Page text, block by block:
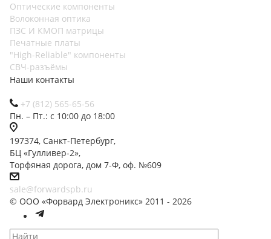
Оптические компоненты
Волоконная оптика
ПЗС И КМОП матрицы
Печатные платы
"High-Reliable" компоненты
СВЧ-разъёмы
Наши контакты
+7 (812) 565-65-56
Пн. – Пт.: с 10:00 до 18:00
197374, Санкт-Петербург,
БЦ «Гулливер-2»,
Торфяная дорога, дом 7-Ф, оф. №609
sale@forwardspb.ru
© ООО «Форвард Электроникс» 2011 - 2026